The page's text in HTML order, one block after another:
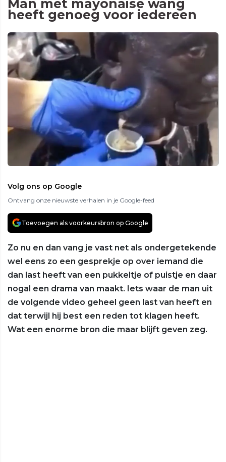
Man met mayonaise wang
heeft genoeg voor iedereen
Volg ons op Google
Ontvang onze nieuwste verhalen in je Google-feed
Toevoegen als voorkeursbron op Google
Zo nu en dan vang je vast net als ondergetekende
wel eens zo een gesprekje op over iemand die
dan last heeft van een pukkeltje of puistje en daar
nogal een drama van maakt. Iets waar de man uit
de volgende video geheel geen last van heeft en
dat terwijl hij best een reden tot klagen heeft.
Wat een enorme bron die maar blijft geven zeg.